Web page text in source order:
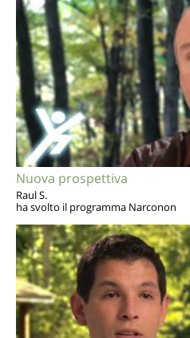
Nuova prospettiva
Raul S.
ha svolto il programma Narconon